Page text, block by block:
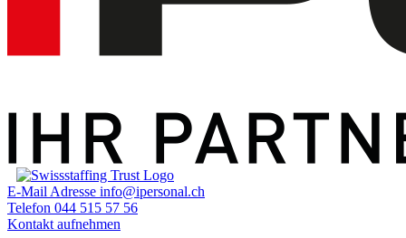
E-Mail Adresse info@ipersonal.ch
Telefon 044 515 57 56
Kontakt aufnehmen